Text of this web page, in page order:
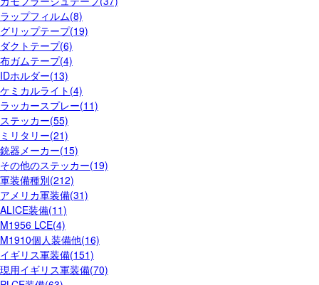
ラップフィルム(8)
グリップテープ(19)
ダクトテープ(6)
布ガムテープ(4)
IDホルダー(13)
ケミカルライト(4)
ラッカースプレー(11)
ステッカー(55)
ミリタリー(21)
銃器メーカー(15)
その他のステッカー(19)
軍装備種別(212)
アメリカ軍装備(31)
ALICE装備(11)
M1956 LCE(4)
M1910個人装備他(16)
イギリス軍装備(151)
現用イギリス軍装備(70)